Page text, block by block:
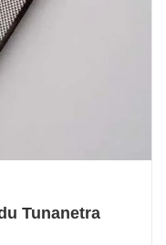
Tunanetra